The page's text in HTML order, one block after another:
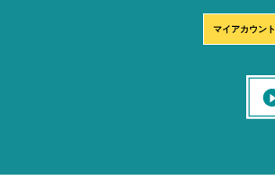
マイアカウント